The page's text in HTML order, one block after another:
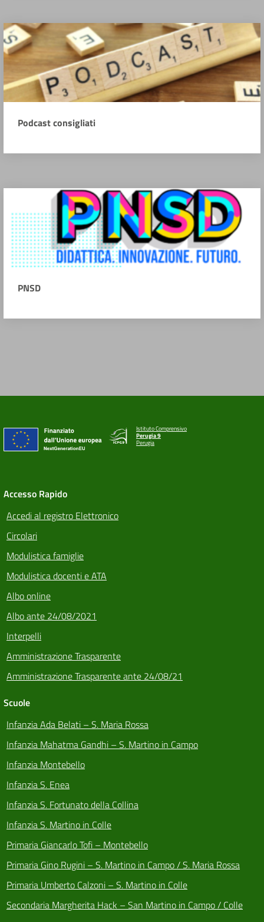
Podcast consigliati
PNSD
Istituto Comprensivo
Perugia 9
Perugia
Accesso Rapido
Accedi al registro Elettronico
Circolari
Modulistica famiglie
Modulistica docenti e ATA
Albo online
Albo ante 24/08/2021
Interpelli
Amministrazione Trasparente
Amministrazione Trasparente ante 24/08/21
Scuole
Infanzia Ada Belati – S. Maria Rossa
Infanzia Mahatma Gandhi – S. Martino in Campo
Infanzia Montebello
Infanzia S. Enea
Infanzia S. Fortunato della Collina
Infanzia S. Martino in Colle
Primaria Giancarlo Tofi – Montebello
Primaria Gino Rugini – S. Martino in Campo / S. Maria Rossa
Primaria Umberto Calzoni – S. Martino in Colle
Secondaria Margherita Hack – San Martino in Campo / Colle